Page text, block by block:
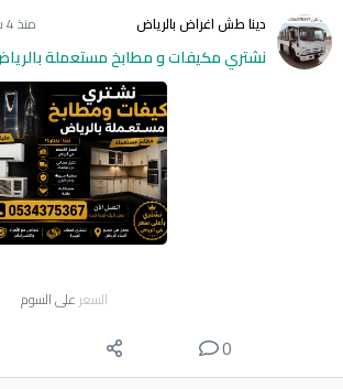
دينا طش اغراض بالرياض منذ 4 ساعات
نشتري مكيفات و مطابخ مستعملة بالرياض
السعر على السوم
0